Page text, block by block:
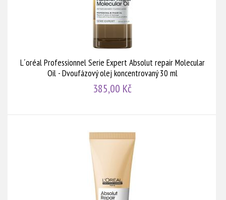
L´oréal Professionnel Serie Expert Absolut repair Molecular
Oil - Dvoufázový olej koncentrovaný 30 ml
385,00 Kč